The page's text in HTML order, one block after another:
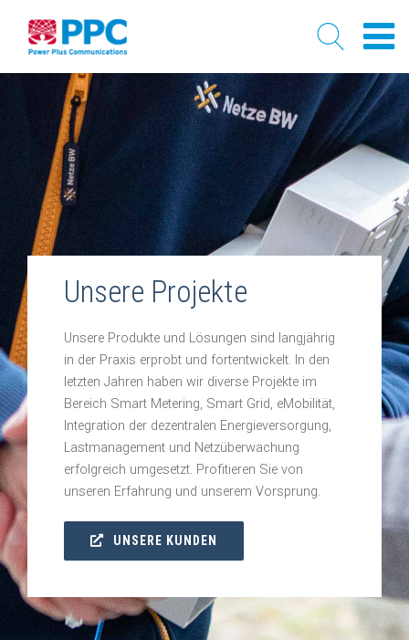
Unsere Projekte
Unsere Produkte und Lösungen sind langjährig
in der Praxis erprobt und fortentwickelt. In den
letzten Jahren haben wir diverse Projekte im
Bereich Smart Metering, Smart Grid, eMobilität,
Integration der dezentralen Energieversorgung,
Lastmanagement und Netzüberwachung
erfolgreich umgesetzt. Profitieren Sie von
unseren Erfahrung und unserem Vorsprung.
UNSERE KUNDEN